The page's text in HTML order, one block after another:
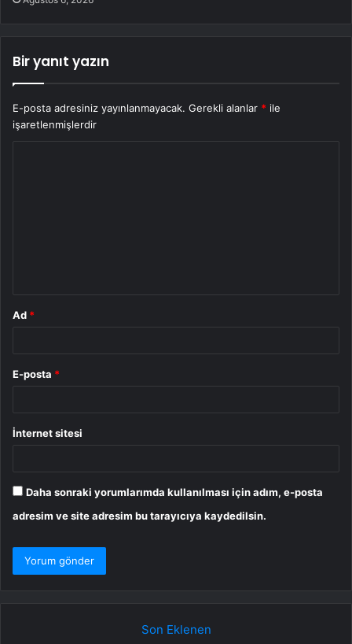
Bir yanıt yazın
E-posta adresiniz yayınlanmayacak. Gerekli alanlar * ile
işaretlenmişlerdir
Ad *
E-posta *
İnternet sitesi
Daha sonraki yorumlarımda kullanılması için adım, e-posta
adresim ve site adresim bu tarayıcıya kaydedilsin.
Son Eklenen